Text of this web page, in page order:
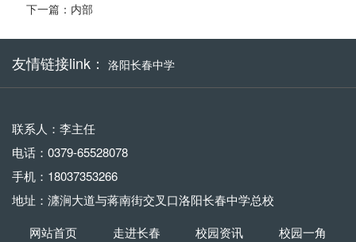
下一篇： 内部
友情链接link： 洛阳长春中学
联系人：李主任
电话：0379-65528078
手机：18037353266
地址：瀍涧大道与蒋南街交叉口洛阳长春中学总校
网站首页
走进长春 校园资讯 校园一角